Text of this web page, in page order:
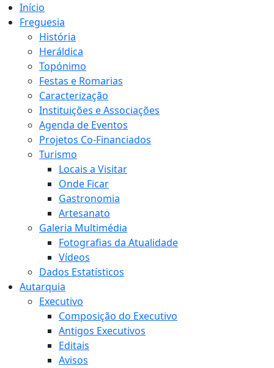
Início
Freguesia
História
Heráldica
Topónimo
Festas e Romarias
Caracterização
Instituições e Associações
Agenda de Eventos
Projetos Co-Financiados
Turismo
Locais a Visitar
Onde Ficar
Gastronomia
Artesanato
Galeria Multimédia
Fotografias da Atualidade
Vídeos
Dados Estatísticos
Autarquia
Executivo
Composição do Executivo
Antigos Executivos
Editais
Avisos